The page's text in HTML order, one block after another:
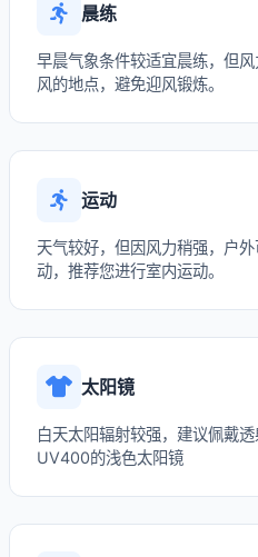
晨练
早晨气象条件较适宜晨练，但
风的地点，避免迎风锻炼。
运动
天气较好，但因风力稍强，户
动，推荐您进行室内运动。
太阳镜
白天太阳辐射较强，建议佩戴
UV400的浅色太阳镜